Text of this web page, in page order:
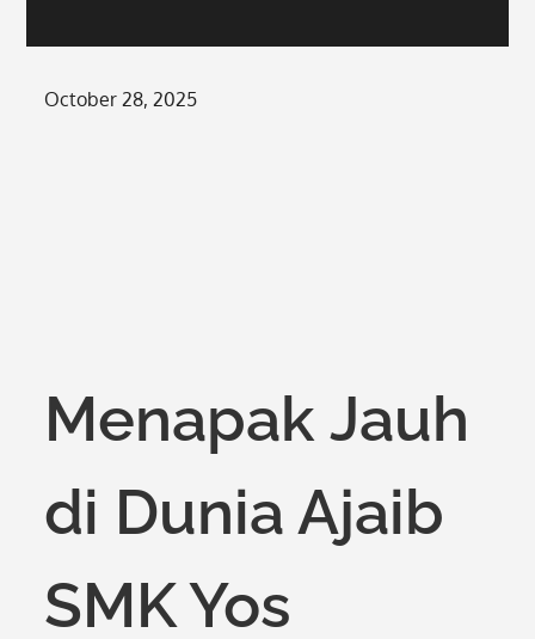
Posted
October 28, 2025
Menapak Jauh
di Dunia Ajaib
SMK Yos